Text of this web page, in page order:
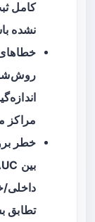
کامل
نشده
مراکز
خطر
تطابق